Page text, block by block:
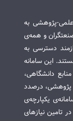
علمی-پژوهشی به
و همه‌ی
دسترسی به
این سامانه
دانشگاهی،
پژوهشی، درصدد
یکپارچه‌ی
تامین نیازهای